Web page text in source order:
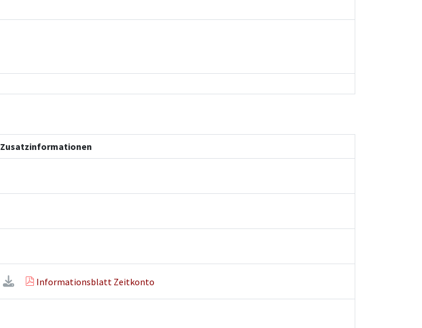
Zusatzinformationen
Informationsblatt Zeitkonto